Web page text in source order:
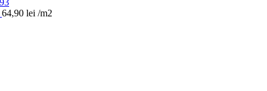
64,90 lei /m2